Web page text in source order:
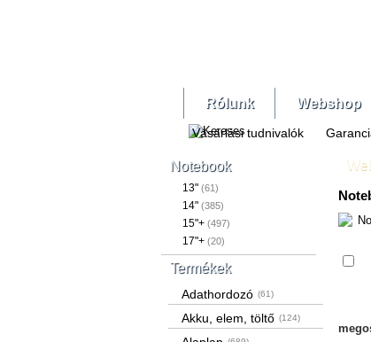
Rólunk Webshop
Vásárlási tudnivalók
Notebook
13" (61)
14" (385)
15"+ (497)
17"+ (20)
Termékek
Adathordozó (61)
Akku, elem, töltő (124)